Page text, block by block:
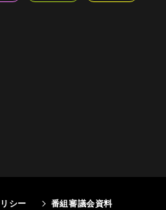
シー 番組審議会資料